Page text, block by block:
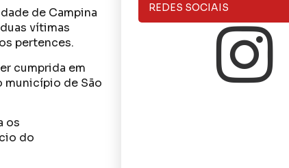
de Campina
vítimas
pertences.
cumprida em
município de São
os
do
REDES SOCIAIS